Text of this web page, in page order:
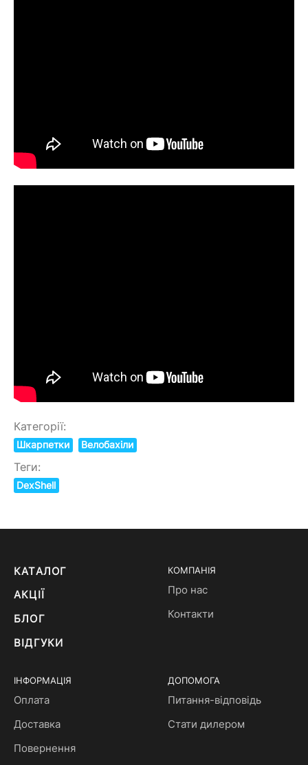
Категорії:
Шкарпетки Велобахіли
Теги:
DexShell
КАТАЛОГ
АКЦІЇ
БЛОГ
ВІДГУКИ
КОМПАНІЯ
Про нас
Контакти
ІНФОРМАЦІЯ
Оплата
Доставка
Повернення
ДОПОМОГА
Питання-відповідь
Стати дилером